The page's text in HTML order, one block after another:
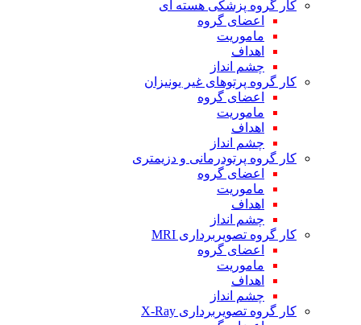
کار گروه پزشکی هسته ای
اعضای گروه
ماموریت
اهداف
چشم انداز
کار گروه پرتوهای غیر یونیزان
اعضای گروه
ماموریت
اهداف
چشم انداز
کار گروه پرتودرمانی و دزیمتری
اعضای گروه
ماموریت
اهداف
چشم انداز
کار گروه تصویربرداری MRI
اعضای گروه
ماموریت
اهداف
چشم انداز
کار گروه تصویربرداری X-Ray